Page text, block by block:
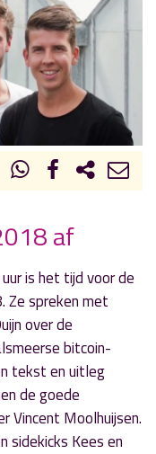
Volgend uur
'Door de
af
is het tijd voor de
Ze spreken met
over de
bitcoin-
tekst en uitleg
de goede
Vincent Moolhuijsen.
sidekicks Kees en